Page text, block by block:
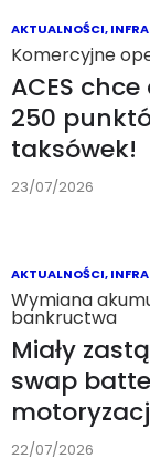
AKTUALNOŚCI,
Komercyjne
ACES
250
taksówek!